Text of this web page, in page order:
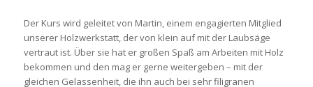
Der Kurs wird geleitet von Martin, einem engagierten Mitglied
unserer Holzwerkstatt, der von klein auf mit der Laubsäge
vertraut ist. Über sie hat er großen Spaß am Arbeiten mit Holz
bekommen und den mag er gerne weitergeben – mit der
gleichen Gelassenheit, die ihn auch bei sehr filigranen